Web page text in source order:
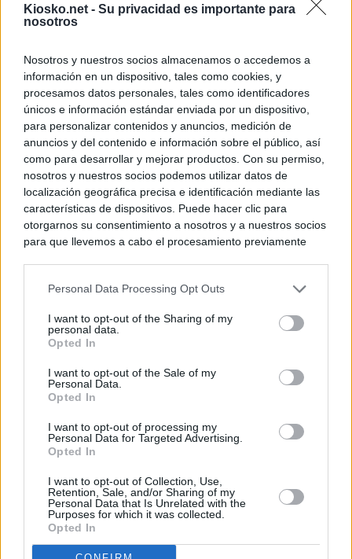
Kiosko.net - Su privacidad es importante para
nosotros
Nosotros y nuestros socios almacenamos o accedemos a
información en un dispositivo, tales como cookies, y
procesamos datos personales, tales como identificadores
únicos e información estándar enviada por un dispositivo,
para personalizar contenidos y anuncios, medición de
anuncios y del contenido e información sobre el público, así
como para desarrollar y mejorar productos. Con su permiso,
nosotros y nuestros socios podemos utilizar datos de
localización geográfica precisa e identificación mediante las
características de dispositivos. Puede hacer clic para
otorgarnos su consentimiento a nosotros y a nuestros socios
para que llevemos a cabo el procesamiento previamente
negar su consentimiento. Tenga en cuenta que algún
de su consentimiento, pero usted tiene el derecho de
rechazar tal procesamiento. Sus preferencias se aplicarán
cualquier momento entrando de nuevo en este sitio web o
visitando nuestra política de privacidad.
Personal Data Processing Opt Outs
I want to opt-out of the Sharing of my
personal data.
Opted In
I want to opt-out of the Sale of my
Personal Data.
Opted In
I want to opt-out of processing my
Personal Data for Targeted Advertising.
Opted In
I want to opt-out of Collection, Use,
Retention, Sale, and/or Sharing of my
Personal Data that Is Unrelated with the
Purposes for which it was collected.
Opted In